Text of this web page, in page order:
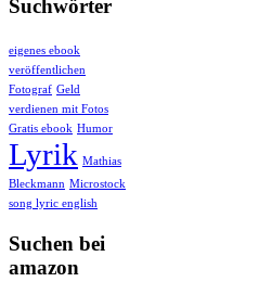
Suchwörter
eigenes ebook
veröffentlichen
Fotograf Geld
verdienen mit Fotos
Gratis ebook Humor
Lyrik Mathias
Bleckmann Microstock
song lyric english
Suchen bei
amazon